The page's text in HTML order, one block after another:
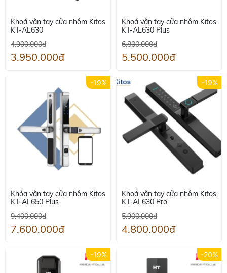
Khoá vân tay cửa nhôm Kitos
KT-AL630
4.900.000đ
3.950.000đ
Khoá vân tay cửa nhôm Kitos
KT-AL630 Plus
6.800.000đ
5.500.000đ
Khóa vân tay cửa nhôm Kitos
KT-AL650 Plus
9.400.000đ
7.600.000đ
-19%
Khoá vân tay cửa nhôm Kitos
KT-AL630 Pro
5.900.000đ
4.800.000đ
-19%
-19% -20%